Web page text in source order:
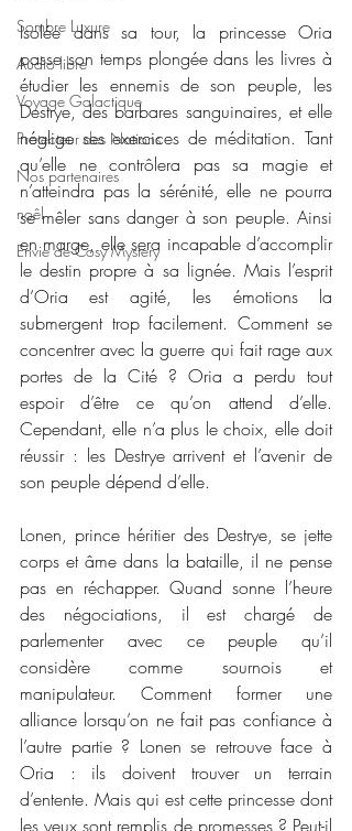
Sombre Luxure
Audio libre
Voyage Galactique
Protecteur des Nations
Nos partenaires
noêl
Envie de Cosy Mystery
Isolée dans sa tour, la princesse Oria
passe son temps plongée dans les livres à
étudier les ennemis de son peuple, les
Destrye, des barbares sanguinaires, et elle
néglige ses exercices de méditation. Tant
qu’elle ne contrôlera pas sa magie et
n’atteindra pas la sérénité, elle ne pourra
se mêler sans danger à son peuple. Ainsi
en marge, elle sera incapable d’accomplir
le destin propre à sa lignée. Mais l’esprit
d’Oria est agité, les émotions la
submergent trop facilement. Comment se
concentrer avec la guerre qui fait rage aux
portes de la Cité ? Oria a perdu tout
espoir d’être ce qu’on attend d’elle.
Cependant, elle n’a plus le choix, elle doit
réussir : les Destrye arrivent et l’avenir de
son peuple dépend d’elle.
Lonen, prince héritier des Destrye, se jette
corps et âme dans la bataille, il ne pense
pas en réchapper. Quand sonne l’heure
des négociations, il est chargé de
parlementer avec ce peuple qu’il
considère comme sournois et
manipulateur. Comment former une
alliance lorsqu’on ne fait pas confiance à
l’autre partie ? Lonen se retrouve face à
Oria : ils doivent trouver un terrain
d’entente. Mais qui est cette princesse dont
les yeux sont remplis de promesses ? Peut-il